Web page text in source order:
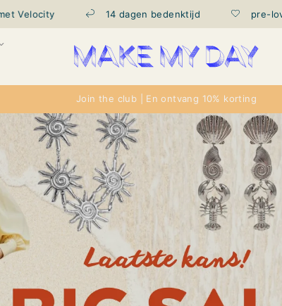
14 dagen bedenktijd pre-loved voor shoptegoed
Join the club | En ontvang 10% korting